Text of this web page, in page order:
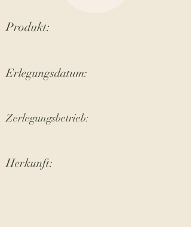
Produkt:
Erlegungsdatum:
Zerlegungsbetrieb:
Herkunft: